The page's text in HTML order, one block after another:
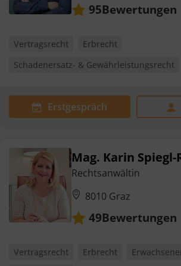
95Bewertungen
Vertragsrecht
Erbrecht
Schadenersatz- & Gewährleistungsrecht
Erstgespräch
Mag. Karin
Rechtsanwältin
8010 Graz
49Bewertungen
Vertragsrecht Erbrecht